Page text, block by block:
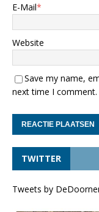
E-Mail*
Website
Save my name,
next time I comment.
TWITTER
Tweets by